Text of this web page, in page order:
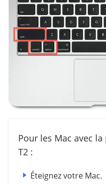
Pour les Mac avec
T2 :
Éteignez votre Mac.